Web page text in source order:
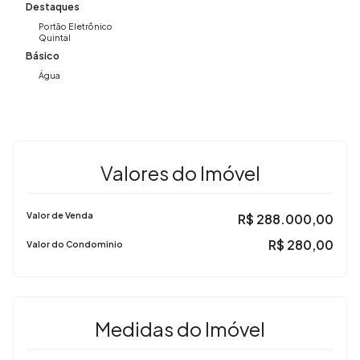
Destaques
Portão Eletrônico
Quintal
Básico
Água
Valores do Imóvel
R$ 288.000,00
Valor de Venda
Valor do Condominio R$ 280,00
Medidas do Imóvel